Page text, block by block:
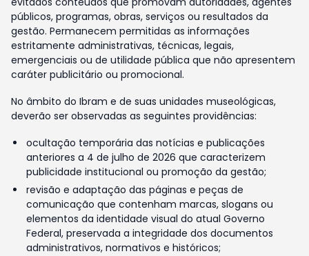
públicos, programas, obras, serviços ou resultados da
gestão. Permanecem permitidas as informações
estritamente administrativas, técnicas, legais,
emergenciais ou de utilidade pública que não apresentem
caráter publicitário ou promocional.
No âmbito do Ibram e de suas unidades museológicas,
deverão ser observadas as seguintes providências:
ocultação temporária das notícias e publicações
anteriores a 4 de julho de 2026 que caracterizem
publicidade institucional ou promoção da gestão;
revisão e adaptação das páginas e peças de
comunicação que contenham marcas, slogans ou
elementos da identidade visual do atual Governo
Federal, preservada a integridade dos documentos
administrativos, normativos e históricos;